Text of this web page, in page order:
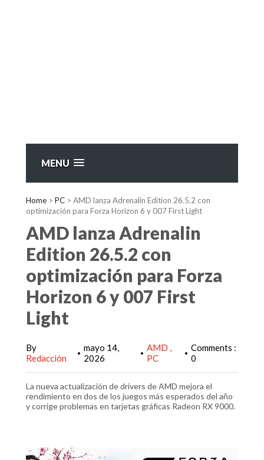
MENU
Home > PC > AMD lanza Adrenalin Edition 26.5.2 con
optimización para Forza Horizon 6 y 007 First Light
AMD lanza Adrenalin
Edition 26.5.2 con
optimización para Forza
Horizon 6 y 007 First
Light
By
Redacción
• mayo 14,
2026
• AMD
PC
• Comments :
0
La nueva actualización de drivers de AMD mejora el
rendimiento en dos de los juegos más esperados del año
y corrige problemas en tarjetas gráficas Radeon RX 9000.